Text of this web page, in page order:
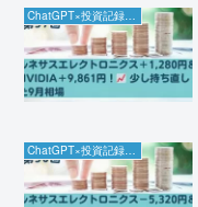
ChatGPT×投資記録チャレンジ